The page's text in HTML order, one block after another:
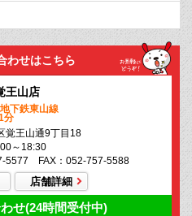
わせはこちら
王山店
下鉄東山線
分
覚王山通9丁目18
～18:30
5577 FAX：052-757-5588
店舗詳細
せ(24時間受付中)